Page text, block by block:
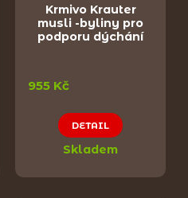
Krmivo Krauter
musli -byliny pro
podporu dýchání
955 Kč
DETAIL
Skladem